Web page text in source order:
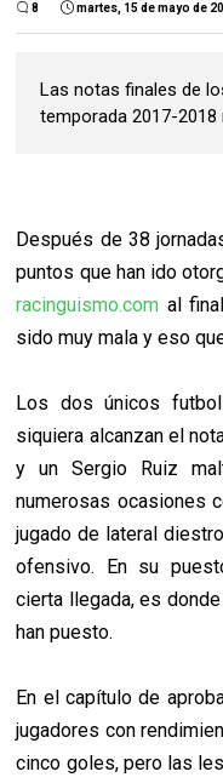
8 martes, 15 de mayo de
Las notas finales de
temporada 2017-
Después de 38
puntos que han ido
racinguismo.com al
sido muy mala y eso
Los dos únicos
siquiera alcanzan el
y un Sergio Ruiz
numerosas ocasiones
jugado de lateral
ofensivo. En su
cierta llegada, es
han puesto.
En el capítulo de
jugadores con
cinco goles, pero las